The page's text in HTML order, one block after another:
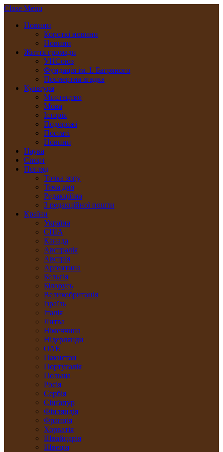
Close Menu
Новини
Короткі новини
Новини
Життя громади
УНСоюз
Фундація ім. І. Багряного
Посмертна згадка
Культура
Мистецтво
Мова
Історія
Подорожі
Постаті
Новини
Наука
Спорт
Погляд
Точка зору
Тема дня
Редакційна
З редакційної пошти
Країни
Україна
США
Канада
Австралія
Австрія
Арґентина
Бельгія
Білорусь
Великобританія
Ізраїль
Італія
Литва
Німеччина
Нідерлянди
ОАЕ
Пакистан
Португалія
Польща
Росія
Сербія
Сінґапур
Фінляндія
Франція
Хорватія
Швайцарія
Швеція